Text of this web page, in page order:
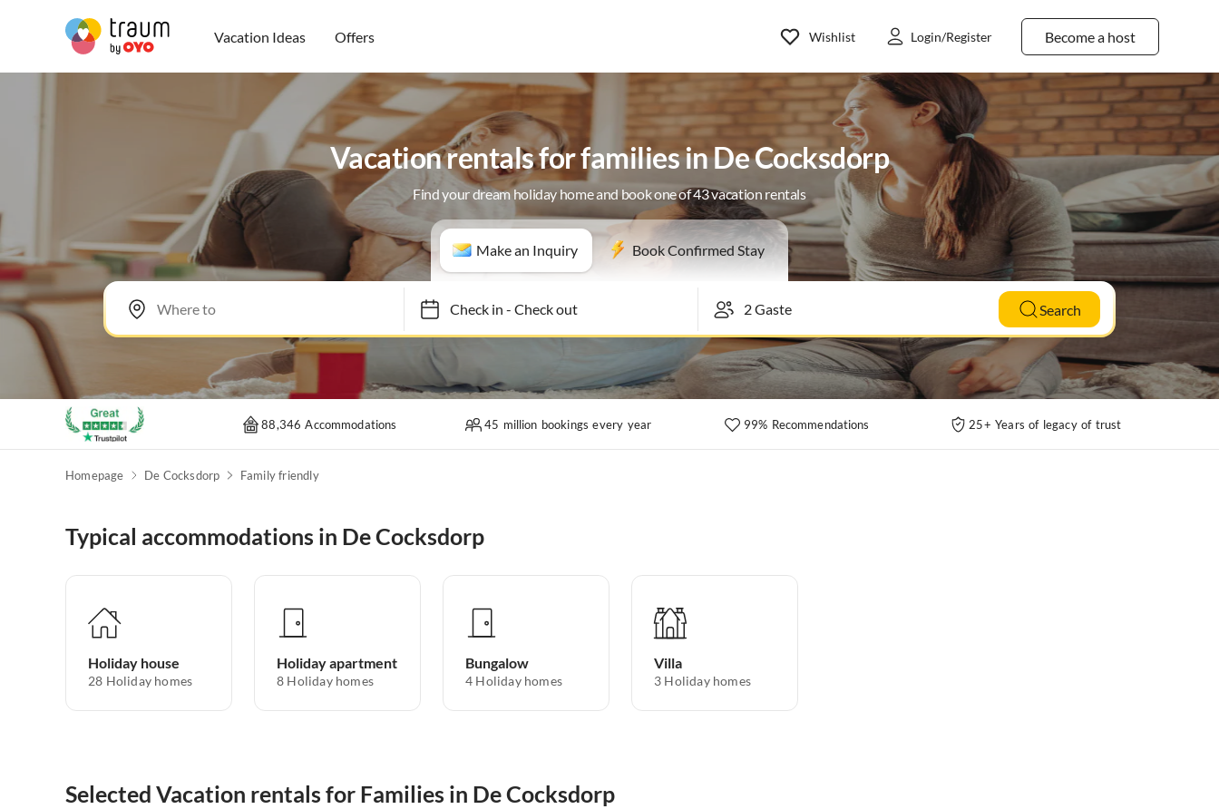
Vacation Ideas Offers Become a host
Wishlist Login/Register
Vacation rentals for families in De Cocksdorp
Find your dream holiday home and book one of 43 vacation rentals
Make an Inquiry Book Confirmed Stay
Check in- Check out Search
88,346 Accommodations 45 million bookings every year 99% Recommendations 25+ Years of legacy of trust
Homepage De Cocksdorp Family friendly
Typical accommodations in De Cocksdorp
Holiday house
28 Holiday homes
Holiday apartment
8 Holiday homes
Bungalow
4 Holiday homes
Villa
3 Holiday homes
Selected Vacation rentals for Families in De Cocksdorp